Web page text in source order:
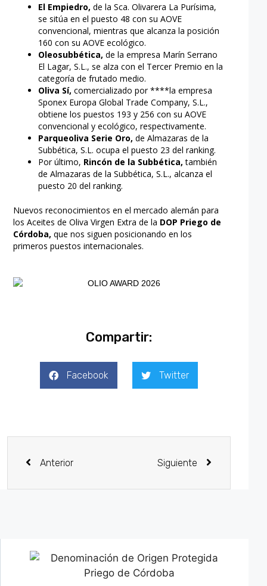
El Empiedro, de la Sca. Olivarera La Purísima,
se sitúa en el puesto 48 con su AOVE
convencional, mientras que alcanza la posición
160 con su AOVE ecológico.
Oleosubbética, de la empresa Marín Serrano
El Lagar, S.L., se alza con el Tercer Premio en la
categoría de frutado medio.
Oliva Sí, comercializado por ****la empresa
Sponex Europa Global Trade Company, S.L.,
obtiene los puestos 193 y 256 con su AOVE
convencional y ecológico, respectivamente.
Parqueoliva Serie Oro, de Almazaras de la
Subbética, S.L. ocupa el puesto 23 del ranking.
Por último, Rincón de la Subbética, también
de Almazaras de la Subbética, S.L., alcanza el
puesto 20 del ranking.
Nuevos reconocimientos en el mercado alemán para
los Aceites de Oliva Virgen Extra de la DOP Priego de
Córdoba, que nos siguen posicionando en los
primeros puestos internacionales.
Compartir:
Facebook Twitter
Anterior Siguiente